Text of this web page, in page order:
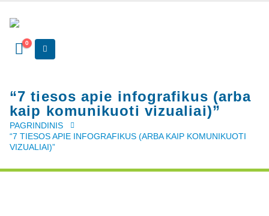
0
“7 tiesos apie infografikus (arba
kaip komunikuoti vizualiai)”
PAGRINDINIS
“7 TIESOS APIE INFOGRAFIKUS (ARBA KAIP KOMUNIKUOTI
VIZUALIAI)”